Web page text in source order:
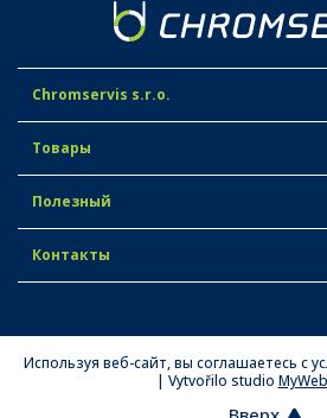
Chromservis s.r.o.
Товары
Полезный
Контакты
Используя веб-сайт, вы соглашаетесь с
| Vytvořilo studio